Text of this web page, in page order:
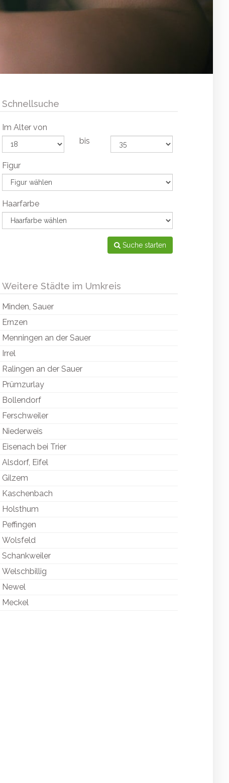
Schnellsuche
Im Alter von
bis
Figur
Haarfarbe
Suche starten
Weitere Städte im Umkreis
Minden, Sauer
Ernzen
Menningen an der Sauer
Irrel
Ralingen an der Sauer
Prümzurlay
Bollendorf
Ferschweiler
Niederweis
Eisenach bei Trier
Alsdorf, Eifel
Gilzem
Kaschenbach
Holsthum
Peffingen
Wolsfeld
Schankweiler
Welschbillig
Newel
Meckel